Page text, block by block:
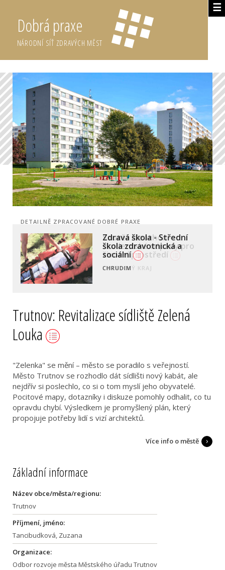
☰
Dobrá praxe
NÁRODNÍ SÍŤ ZDRAVÝCH MĚST
DETAILNĚ ZPRACOVANÉ DOBRÉ PRAXE
Zdravá škola - Střední
škola zdravotnická a
sociální
CHRUDIM
Trutnov: Revitalizace sídliště Zelená
Louka
"Zelenka" se mění – město se poradilo s veřejností.
Město Trutnov se rozhodlo dát sídlišti nový kabát, ale
nejdřív si poslechlo, co si o tom myslí jeho obyvatelé.
Pocitové mapy, dotazníky i diskuze pomohly odhalit, co tu
opravdu chybí. Výsledkem je promyšlený plán, který
propojuje potřeby lidí s vizí architektů.
Více info o městě
Základní informace
Název obce/města/regionu:
Trutnov
Příjmení, jméno:
Tancibudková, Zuzana
Organizace:
Odbor rozvoje města Městského úřadu Trutnov